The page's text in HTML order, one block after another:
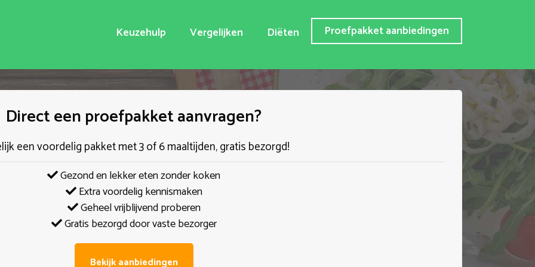
Keuzehulp Vergelijken Diëten Proefpakket aanbiedingen
Direct een proefpakket aanvragen?
een voordelig pakket met 3 of 6 maaltijden, gratis bezorgd!
Gezond en lekker eten zonder koken
Extra voordelig kennismaken
Geheel vrijblijvend proberen
Gratis bezorgd door vaste bezorger
Bekijk aanbiedingen